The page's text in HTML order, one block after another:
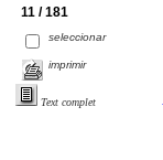
11 / 181
seleccionar
imprimir
Text complet